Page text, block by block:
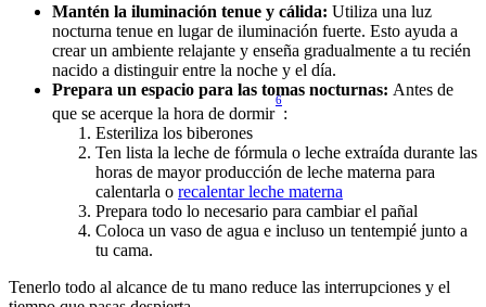
Mantén la iluminación tenue y cálida: Utiliza una luz
nocturna tenue en lugar de iluminación fuerte. Esto ayuda a
crear un ambiente relajante y enseña gradualmente a tu recién
nacido a distinguir entre la noche y el día.
Prepara un espacio para las tomas nocturnas: Antes de
que se acerque la hora de dormir
6
:
Esteriliza los biberones
Ten lista la leche de fórmula o leche extraída durante las
horas de mayor producción de leche materna para
calentarla o recalentar leche materna
Prepara todo lo necesario para cambiar el pañal
Coloca un vaso de agua e incluso un tentempié junto a
tu cama.
Tenerlo todo al alcance de tu mano reduce las interrupciones y el